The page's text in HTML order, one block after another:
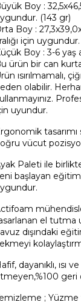
Boy :
(143 gr)
Boy :
için
Boy : 3-6 yaş
ürün bir can
ısırılmamalı,
olabilir.
uyundur.
vücut
Paleti ile
başlayan
el tutma
dışındaki
dayanıklı, ısı
geri
; Yüzme